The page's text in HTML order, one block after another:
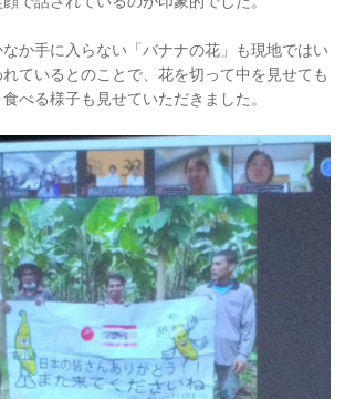
か手に入らない「バナナの花」も現地ではい
ているとのことで、花を切って中を見せても
べる様子も見せていただきました。